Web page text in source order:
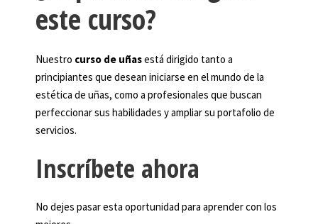
este curso?
Nuestro curso de uñasestá dirigido tanto a
principiantes que desean iniciarse en el mundo de la
estética de uñas, como a profesionales que buscan
perfeccionar sus habilidades y ampliar su portafolio de
servicios.
Inscríbete ahora
No dejes pasar esta oportunidad para aprender con los